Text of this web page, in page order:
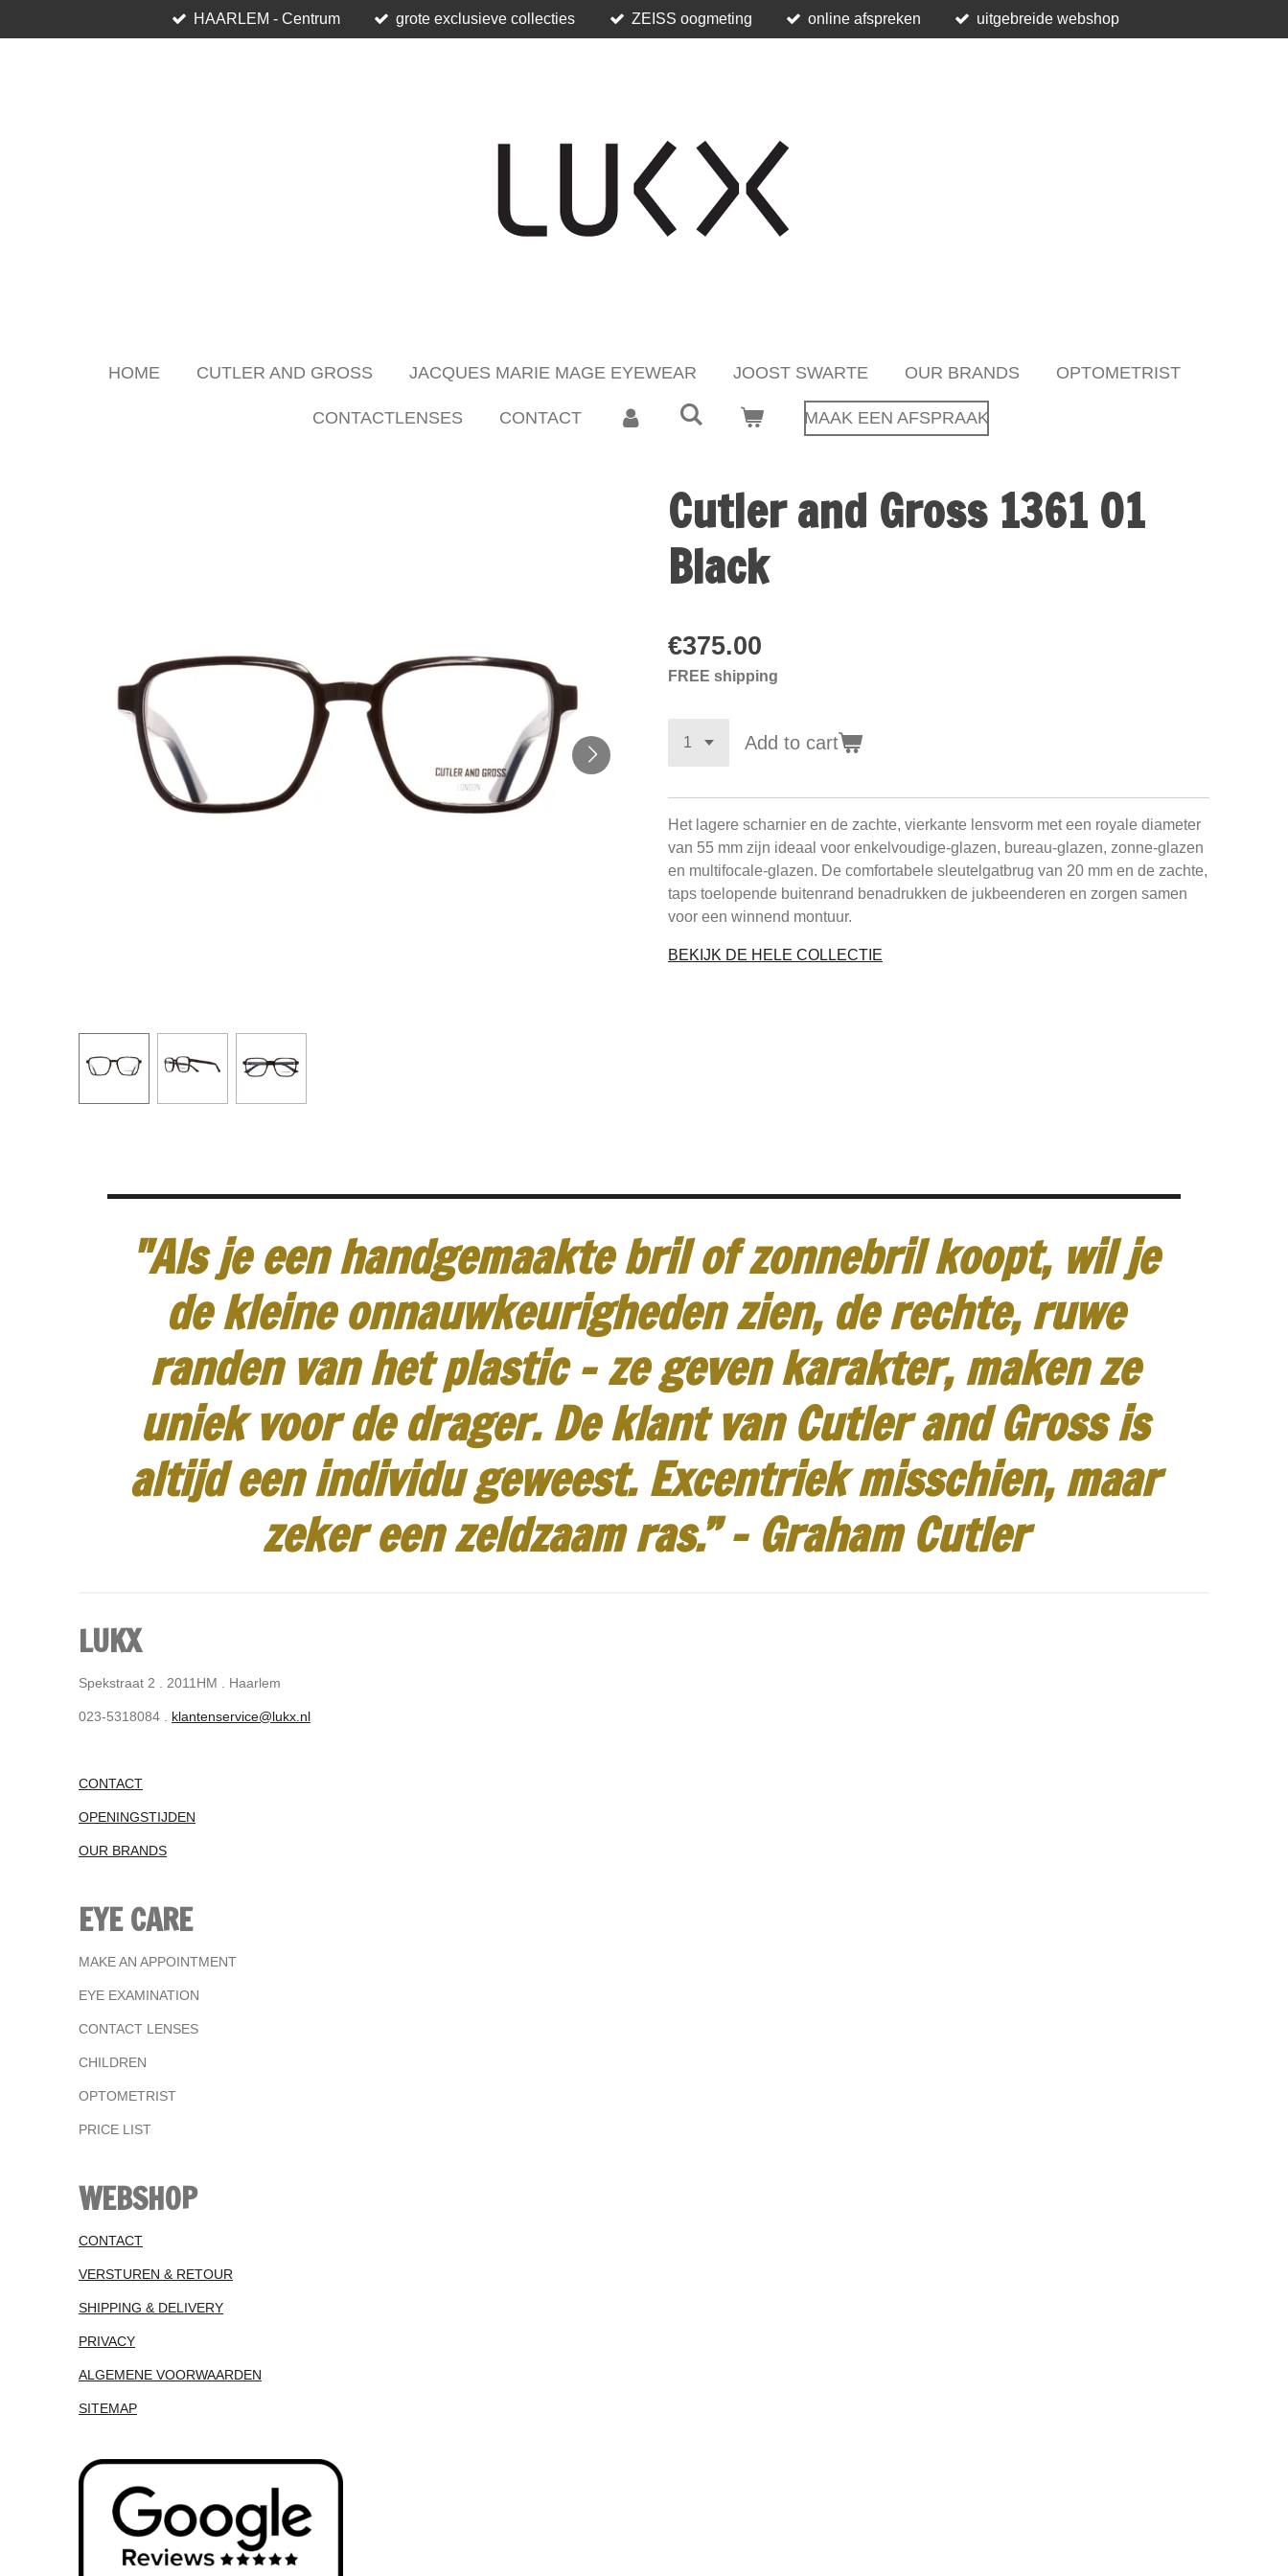
to
HAARLEM - Centrum grote exclusieve collecties ZEISS oogmeting online afspreken uitgebreide webshop
HOME CUTLER AND GROSS JACQUES MARIE MAGE EYEWEAR JOOST SWARTE OUR BRANDS OPTOMETRIST
CONTACTLENSES CONTACT MAAK EEN AFSPRAAK
Cutler and Gross 1361 01
Black
€375.00
FREE shipping
Add to cart
Het lagere scharnier en de zachte, vierkante lensvorm met een royale diameter
van 55 mm zijn ideaal voor enkelvoudige-glazen, bureau-glazen, zonne-glazen
en multifocale-glazen. De comfortabele sleutelgatbrug van 20 mm en de zachte,
taps toelopende buitenrand benadrukken de jukbeenderen en zorgen samen
voor een winnend montuur.
BEKIJK DE HELE COLLECTIE
"Als je een handgemaakte bril of zonnebril koopt, wil je
de kleine onnauwkeurigheden zien, de rechte, ruwe
randen van het plastic - ze geven karakter, maken ze
uniek voor de drager. De klant van Cutler and Gross is
altijd een individu geweest. Excentriek misschien, maar
zeker een zeldzaam ras.” - Graham Cutler
LUKX
Spekstraat 2 . 2011HM . Haarlem
023-5318084 . klantenservice@lukx.nl
CONTACT
OPENINGSTIJDEN
OUR BRANDS
EYE CARE
MAKE AN APPOINTMENT
EYE EXAMINATION
CONTACT LENSES
CHILDREN
OPTOMETRIST
PRICE LIST
WEBSHOP
CONTACT
VERSTUREN & RETOUR
SHIPPING & DELIVERY
PRIVACY
ALGEMENE VOORWAARDEN
SITEMAP